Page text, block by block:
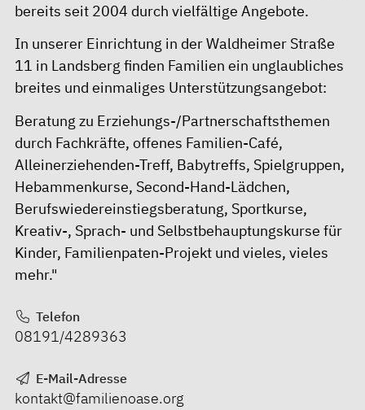
bereits seit 2004 durch vielfältige Angebote.
In unserer Einrichtung in der Waldheimer Straße
11 in Landsberg finden Familien ein unglaubliches
breites und einmaliges Unterstützungsangebot:
Beratung zu Erziehungs-/Partnerschaftsthemen
durch Fachkräfte, offenes Familien-Café,
Alleinerziehenden-Treff, Babytreffs, Spielgruppen,
Hebammenkurse, Second-Hand-Lädchen,
Berufswiedereinstiegsberatung, Sportkurse,
Kreativ-, Sprach- und Selbstbehauptungskurse für
Kinder, Familienpaten-Projekt und vieles, vieles
mehr."
Telefon
08191/4289363
E-Mail-Adresse
kontakt@familienoase.org